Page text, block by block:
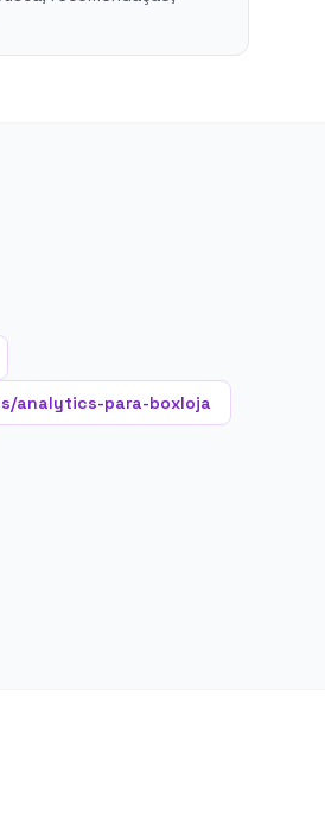
analytics-para-boxloja